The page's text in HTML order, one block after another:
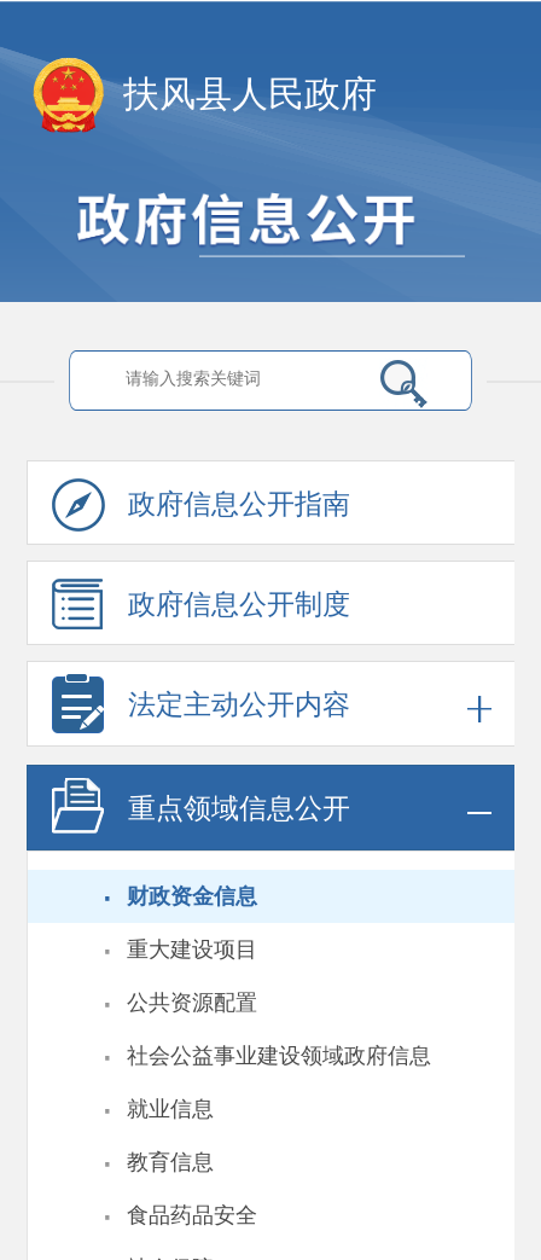
扶风县人民政府
政府信息公开指南
政府信息公开制度
法定主动公开内容
重点领域信息公开
· 财政资金信息
· 重大建设项目
· 公共资源配置
· 社会公益事业建设领域政府信息
· 就业信息
· 教育信息
· 食品药品安全